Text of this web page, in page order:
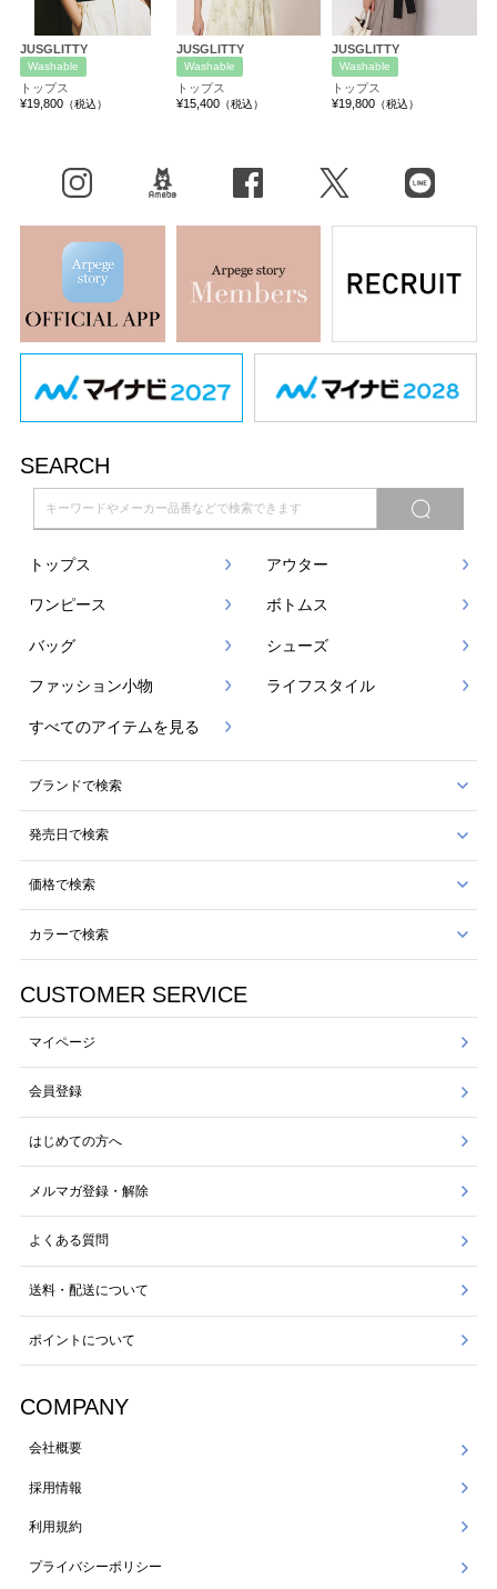
JUSGLITTY
Washable
トップス
¥19,800（税込）
JUSGLITTY
Washable
トップス
¥15,400（税込）
JUSGLITTY
Washable
トップス
¥19,800 （税込）
X（旧Twitter） LINE
SEARCH
トップス アウター
ワンピース ボトムス
バッグ シューズ
ファッション小物 ライフスタイル
すべてのアイテムを見る
ブランドで検索
発売日で検索
価格で検索
カラーで検索
CUSTOMER SERVICE
マイページ
会員登録
はじめての方へ
メルマガ登録・解除
よくある質問
送料・配送について
ポイントについて
COMPANY
会社概要
採用情報
利用規約
プライバシーポリシー